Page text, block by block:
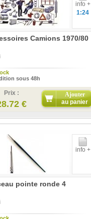
info +
1:24
Camions 1970/80
sous 48h
Prix :
€
Ajouter
au panier
info +
pointe ronde 4